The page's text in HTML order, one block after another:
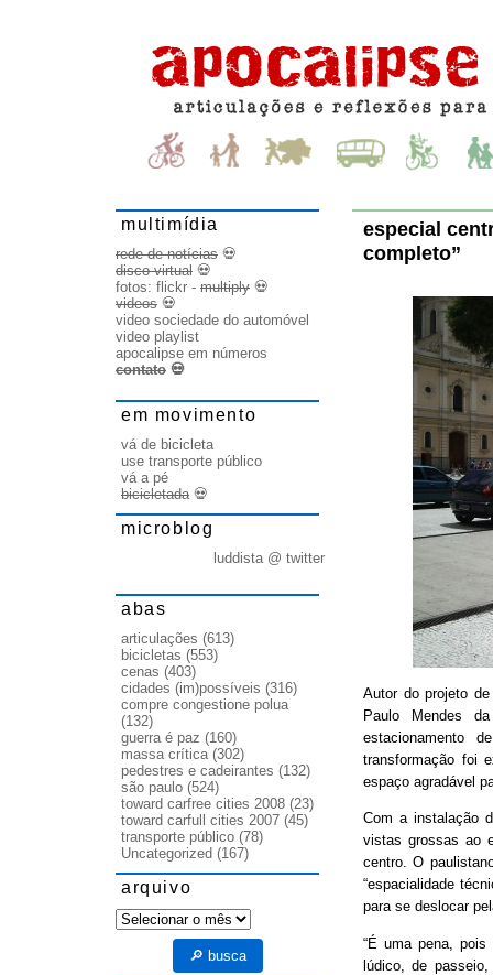
especial
completo”
Autor do projeto
Paulo Mendes
estacionamento
transformação foi
espaço agradável
Com a instalação
vistas grossas ao
centro. O
“espacialidade
para se deslocar
“É uma pena,
lúdico, de
multimídia
rede de notícias 💀
disco virtual 💀
fotos: flickr - multiply 💀
videos 💀
video sociedade do automóvel
video playlist
apocalipse em números
contato 💀
em movimento
vá de bicicleta
use transporte público
vá a pé
bicicletada💀
microblog
luddista @ twitter
abas
articulações (613)
bicicletas (553)
cenas (403)
cidades (im)possíveis (316)
compre congestione polua
(132)
guerra é paz (160)
massa crítica(302)
pedestres e cadeirantes (132)
são paulo (524)
toward carfree cities 2008 (23)
toward carfull cities 2007 (45)
transporte público (78)
Uncategorized (167)
arquivo
arquivo
🔎 busca